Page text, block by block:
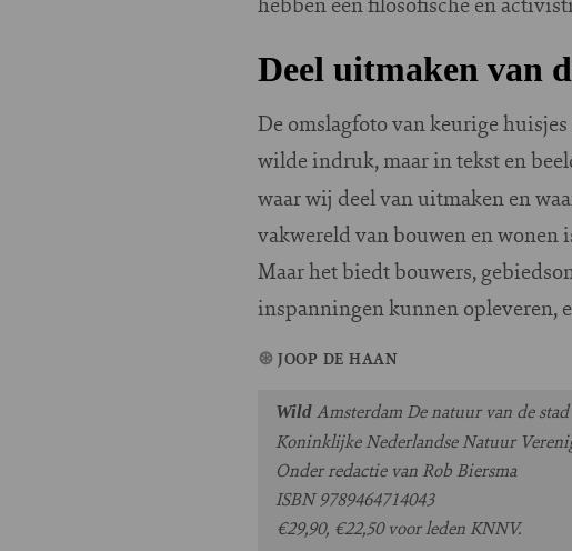
Deel uitmaken van
De omslagfoto van keurige
wilde indruk, maar in tekst en
waar wij deel van uitmaken en
vakwereld van bouwen en wonen
Maar het biedt bouwers,
inspanningen kunnen opleveren,
JOOP DE HAAN
Wild Amsterdam De natuur van de stad
Koninklijke Nederlandse Natuur
Onder redactie van Rob Biersma
ISBN 9789464714043
€29,90, €22,50 voor leden KNNV.